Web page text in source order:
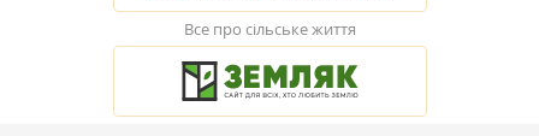
Все про сільське життя